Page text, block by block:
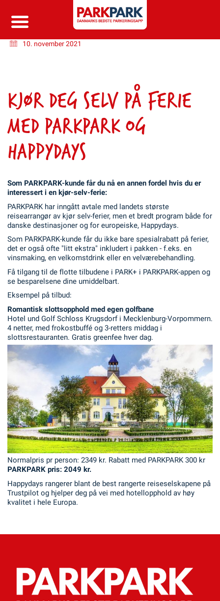
10. november 2021
KJØR DEG SELV PÅ FERIE
MED PARKPARK OG
HAPPYDAYS
Som PARKPARK-kunde får du nå en annen fordel hvis du er
interessert i en kjør-selv-ferie:
PARKPARK har inngått avtale med landets største
reisearrangør av kjør selv-ferier, men et bredt program både for
danske destinasjoner og for europeiske, Happydays.
Som PARKPARK-kunde får du ikke bare spesialrabatt på ferier,
det er også ofte "litt ekstra" inkludert i pakken - f.eks. en
vinsmaking, en velkomstdrink eller en velværebehandling.
Få tilgang til de flotte tilbudene i PARK+ i PARKPARK-appen og
se besparelsene dine umiddelbart.
Eksempel på tilbud:
Romantisk slottsopphold med egen golfbane
Hotel und Golf Schloss Krugsdorf i Mecklenburg-Vorpommern.
4 netter, med frokostbuffé og 3-retters middag i
slottsrestauranten. Gratis greenfee hver dag.
Normalpris pr person: 2349 kr. Rabatt med PARKPARK 300 kr
PARKPARK pris: 2049 kr.
Happydays rangerer blant de best rangerte reiseselskapene på
Trustpilot og hjelper deg på vei med hotellopphold av høy
kvalitet i hele Europa.